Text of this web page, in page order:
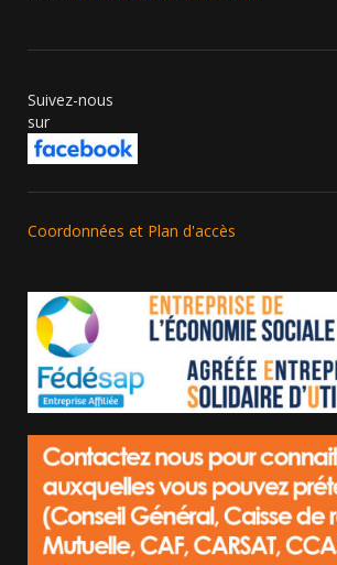
Suivez-nous
sur
Coordonnées et Plan d'accès